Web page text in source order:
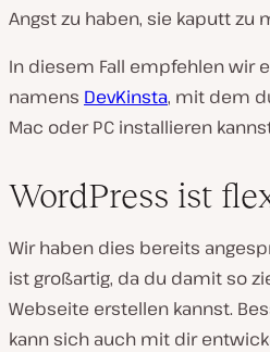
Angst zu haben, sie kaputt zu
In diesem Fall empfehlen wir
namens DevKinsta, mit dem
Mac oder PC installieren
WordPress ist
Wir haben dies bereits
ist großartig, da du damit so
Webseite erstellen kannst.
kann sich auch mit dir